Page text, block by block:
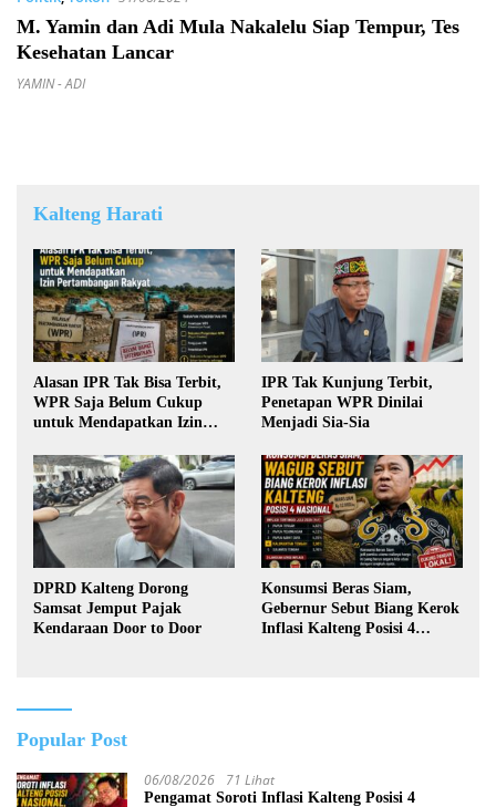
M. Yamin dan Adi Mula Nakalelu Siap Tempur, Tes
Kesehatan Lancar
YAMIN - ADI
Kalteng Harati
Alasan IPR Tak Bisa Terbit,
WPR Saja Belum Cukup
untuk Mendapatkan Izin
IPR Tak Kunjung Terbit,
Penetapan WPR Dinilai
Menjadi Sia-Sia
DPRD Kalteng Dorong
Samsat Jemput Pajak
Kendaraan Door to Door
Konsumsi Beras Siam,
Gebernur Sebut Biang Kerok
Inflasi Kalteng Posisi 4
Popular Post
06/08/2026 71 Lihat
Pengamat Soroti Inflasi Kalteng Posisi 4